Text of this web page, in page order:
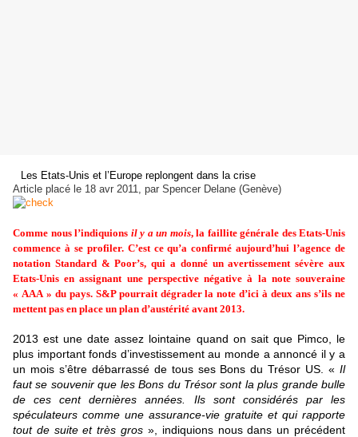
Les Etats-Unis et l’Europe replongent dans la crise
Article placé le 18 avr 2011, par Spencer Delane (Genève)
Comme nous l’indiquions il y a un mois, la faillite générale des Etats-Unis
commence à se profiler. C’est ce qu’a confirmé aujourd’hui l’agence de
notation Standard & Poor’s, qui a donné un avertissement sévère aux
Etats-Unis en assignant une perspective négative à la note souveraine
« AAA » du pays. S&P pourrait dégrader la note d’ici à deux ans s’ils ne
mettent pas en place un plan d’austérité avant 2013.
2013 est une date assez lointaine quand on sait que Pimco, le
plus important fonds d’investissement au monde a annoncé il y a
un mois s’être débarrassé de tous ses Bons du Trésor US. « Il
faut se souvenir que les Bons du Trésor sont la plus grande bulle
de ces cent dernières années. Ils sont considérés par les
spéculateurs comme une assurance-vie gratuite et qui rapporte
tout de suite et très gros », indiquions nous dans un précédent